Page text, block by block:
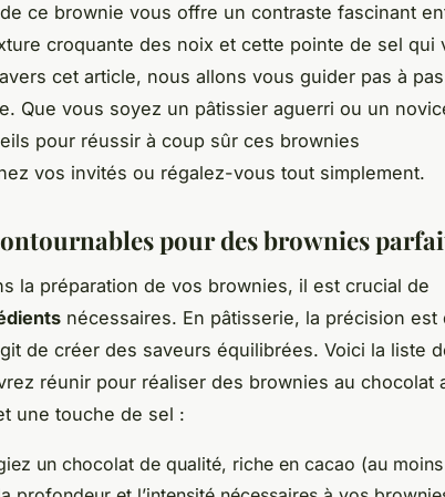
ce brownie vous offre un contraste fascinant
croquante des noix et cette pointe de sel qui
cet article, nous allons vous guider pas à pas
Que vous soyez un pâtissier aguerri ou un
pour réussir à coup sûr ces brownies
vos invités ou régalez-vous tout simplement.
pour des brownies
la préparation de vos brownies, il est crucial de
nécessaires. En pâtisserie, la précision est
de créer des saveurs équilibrées. Voici la liste
réunir pour réaliser des brownies au chocolat
une touche de sel :
un chocolat de qualité, riche en cacao (au